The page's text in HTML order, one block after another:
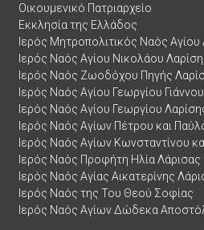
Οικουμενικό Πατριαρχείο
Εκκλησία της Ελλάδος
Ιερός Μητροπολιτικός Ναός Αγίου
Ιερός Ναός Αγίου Νικολάου
Ιερός Ναός Ζωοδόχου Πηγής
Ιερός Ναός Αγίου Γεωργίου
Ιερός Ναός Αγίου Γεωργίου
Ιερός Ναός Αγίων Πέτρου και
Ιερός Ναός Αγίων Κωνσταντίνου
Ιερός Ναός Προφήτη Ηλία Λάρισας
Ιερός Ναός Αγίας Αικατερίνης
Ιερός Ναός της Του Θεού Σοφίας
Ιερός Ναός Αγίων Δώδεκα